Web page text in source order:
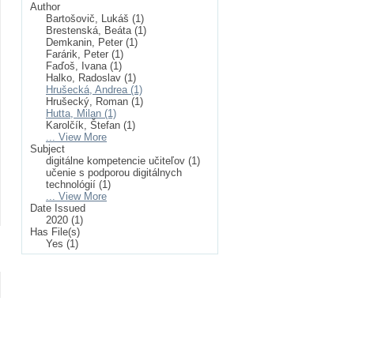
Author
Bartošovič, Lukáš (1)
Brestenská, Beáta (1)
Demkanin, Peter (1)
Farárik, Peter (1)
Faďoš, Ivana (1)
Halko, Radoslav (1)
Hrušecká, Andrea (1)
Hrušecký, Roman (1)
Hutta, Milan (1)
Karolčík, Štefan (1)
... View More
Subject
digitálne kompetencie učiteľov (1)
učenie s podporou digitálnych
technológií (1)
... View More
Date Issued
2020 (1)
Has File(s)
Yes (1)